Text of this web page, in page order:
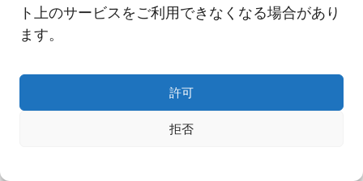
ト上のサービスをご利用できなくなる場合があり
ます。
許可
拒否
Copyright© NNR GLOBAL LOGISTICS A Div.of Nishi-Nippon Railroad Co.,Ltd.